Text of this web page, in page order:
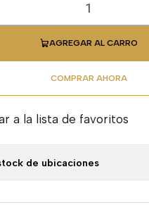
AGREGAR AL CARRO
COMPRAR AHORA
a la lista de favoritos
de ubicaciones